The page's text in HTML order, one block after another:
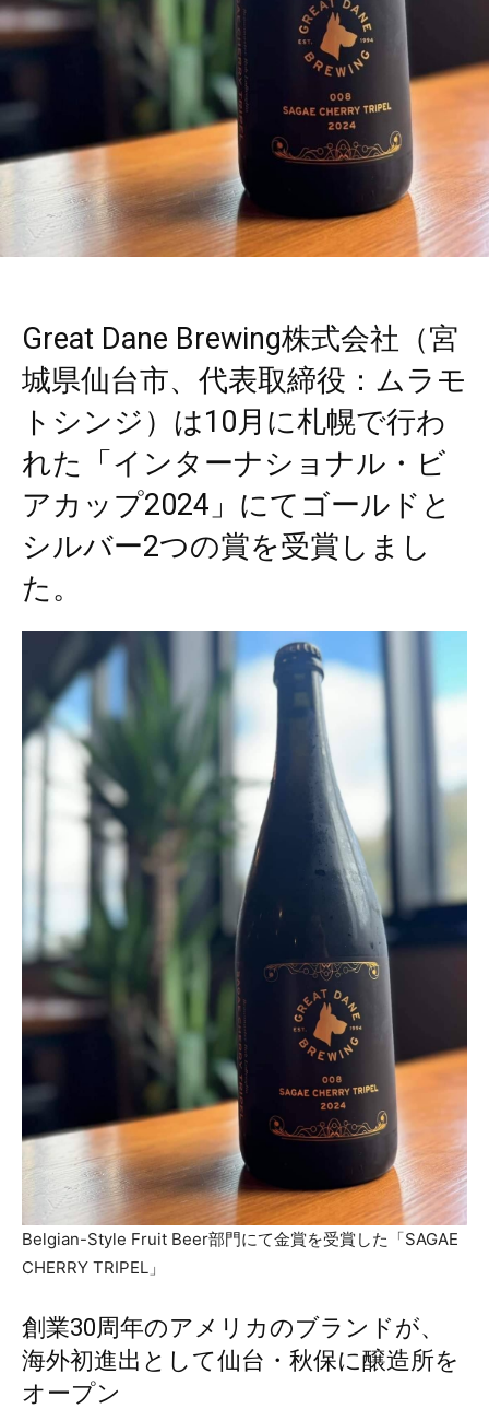
Great Dane Brewing株式会社（宮
城県仙台市、代表取締役：ムラモ
トシンジ）は10月に札幌で行わ
れた「インターナショナル・ビ
アカップ2024」にてゴールドと
シルバー2つの賞を受賞しまし
た。
Belgian-Style Fruit Beer部門にて金賞を受賞した「SAGAE
CHERRY TRIPEL」
創業30周年のアメリカのブランドが、
海外初進出として仙台・秋保に醸造所を
オープン